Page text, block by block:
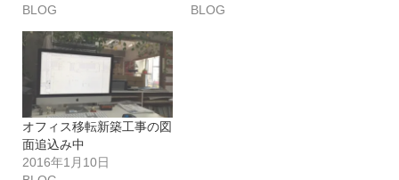
BLOG
BLOG
オフィス移転新築工事の図
面追込み中
2016年1月10日